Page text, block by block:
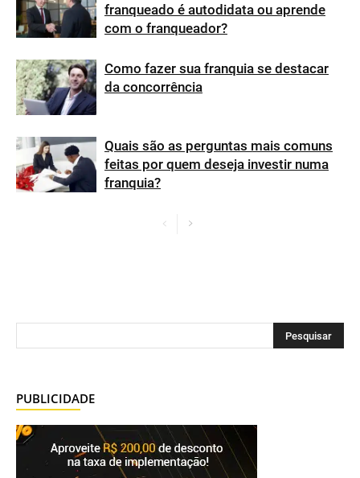
franqueado é autodidata ou aprende
com o franqueador?
Como fazer sua franquia se destacar
da concorrência
Quais são as perguntas mais comuns
feitas por quem deseja investir numa
franquia?
PUBLICIDADE